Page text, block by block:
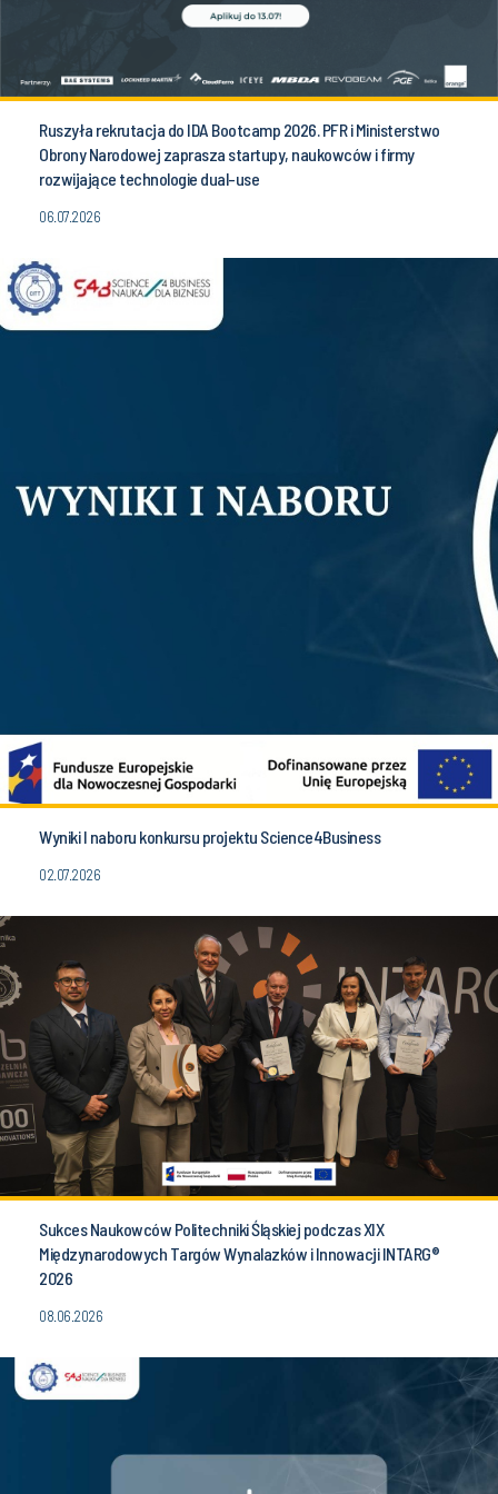
Ruszyła rekrutacja do IDA Bootcamp 2026. PFR i Ministerstwo
Obrony Narodowej zaprasza startupy, naukowców i firmy
rozwijające technologie dual-use
06.07.2026
Wyniki I naboru konkursu projektu Science4Business
02.07.2026
Sukces Naukowców Politechniki Śląskiej podczas XIX
Międzynarodowych Targów Wynalazków i Innowacji INTARG®
2026
08.06.2026